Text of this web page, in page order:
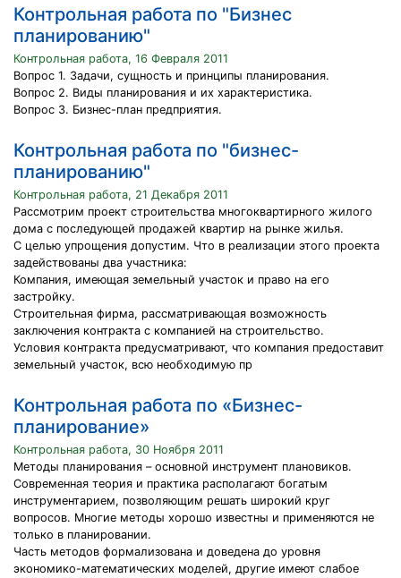
Контрольная работа по "Бизнес
планированию"
Контрольная работа, 16 Февраля 2011
Вопрос 1. Задачи, сущность и принципы планирования.
Вопрос 2. Виды планирования и их характеристика.
Вопрос 3. Бизнес-план предприятия.
Контрольная работа по "бизнес-
планированию"
Контрольная работа, 21 Декабря 2011
Рассмотрим проект строительства многоквартирного жилого
дома с последующей продажей квартир на рынке жилья.
С целью упрощения допустим. Что в реализации этого проекта
задействованы два участника:
Компания, имеющая земельный участок и право на его
застройку.
Строительная фирма, рассматривающая возможность
заключения контракта с компанией на строительство.
Условия контракта предусматривают, что компания предоставит
земельный участок, всю необходимую пр
Контрольная работа по «Бизнес-
планирование»
Контрольная работа, 30 Ноября 2011
Методы планирования – основной инструмент плановиков.
Современная теория и практика располагают богатым
инструментарием, позволяющим решать широкий круг
вопросов. Многие методы хорошо известны и применяются не
только в планировании.
Часть методов формализована и доведена до уровня
экономико-математических моделей, другие имеют слабое